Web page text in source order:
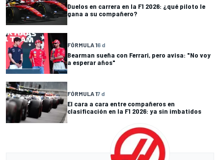
Duelos en carrera en la F1 2026: ¿qué piloto le
gana a su compañero?
FÓRMULA 16 d
Bearman sueña con Ferrari, pero avisa: "No voy
a esperar años"
FÓRMULA 17 d
El cara a cara entre compañeros en
clasificación en la F1 2026: ya sin imbatidos